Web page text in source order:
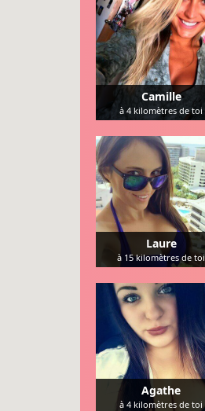
Camille
à4 kilomètres de toi
Laure
à 15kilomètres de toi
Agathe
à4 kilomètres de toi